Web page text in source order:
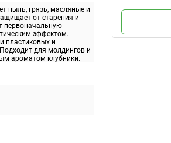
пыль, грязь, масляные и
от старения и
первоначальную
эффектом.
пластиковых и
для молдингов и
ароматом клубники.